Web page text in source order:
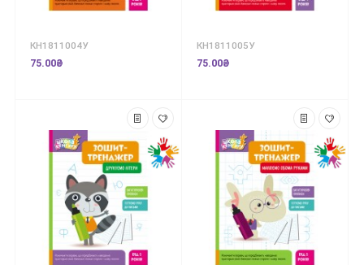
КН1811004У
75.00₴
КН1811005У
75.00₴